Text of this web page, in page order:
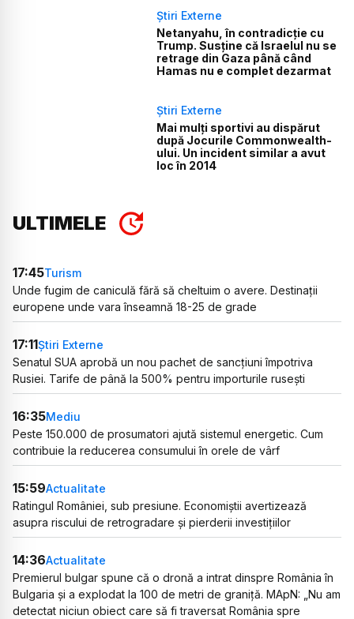
Știri Externe
Netanyahu, în contradicție cu
Trump. Susține că Israelul nu se
retrage din Gaza până când
Hamas nu e complet dezarmat
Știri Externe
Mai mulți sportivi au dispărut
după Jocurile Commonwealth-
ului. Un incident similar a avut
loc în 2014
ULTIMELE
17:45Turism
Unde fugim de caniculă fără să cheltuim o avere. Destinații
europene unde vara înseamnă 18-25 de grade
17:11Știri Externe
Senatul SUA aprobă un nou pachet de sancțiuni împotriva
Rusiei. Tarife de până la 500% pentru importurile rusești
16:35Mediu
Peste 150.000 de prosumatori ajută sistemul energetic. Cum
contribuie la reducerea consumului în orele de vârf
15:59Actualitate
Ratingul României, sub presiune. Economiștii avertizează
asupra riscului de retrogradare și pierderii investițiilor
14:36Actualitate
Premierul bulgar spune că o dronă a intrat dinspre România în
Bulgaria și a explodat la 100 de metri de graniță. MApN: „Nu am
detectat niciun obiect care să fi traversat România spre